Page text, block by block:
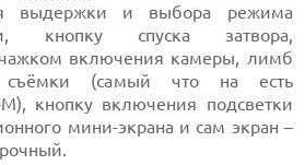
выдержки и выбора режима
кнопку спуска затвора,
включения камеры, лимб
(самый что на есть
M), кнопку включения подсветки
мини-экрана и сам экран –